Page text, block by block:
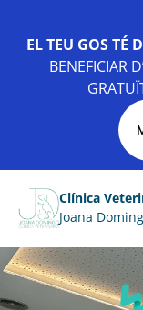
EL TEU GOS TÉ
BENEFICIAR
Clínica
Joana